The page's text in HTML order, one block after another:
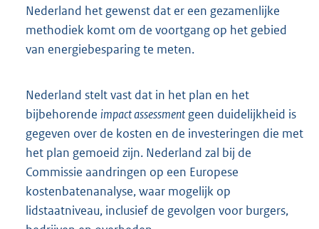
Nederland het gewenst dat er een gezamenlijke
methodiek komt om de voortgang op het gebied
van energiebesparing te meten.
Nederland stelt vast dat in het plan en het
bijbehorende impact assessment geen duidelijkheid is
gegeven over de kosten en de investeringen die met
het plan gemoeid zijn. Nederland zal bij de
Commissie aandringen op een Europese
kostenbatenanalyse, waar mogelijk op
lidstaatniveau, inclusief de gevolgen voor burgers,